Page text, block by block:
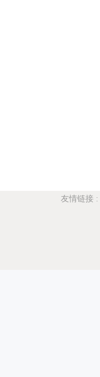
友情链接 :